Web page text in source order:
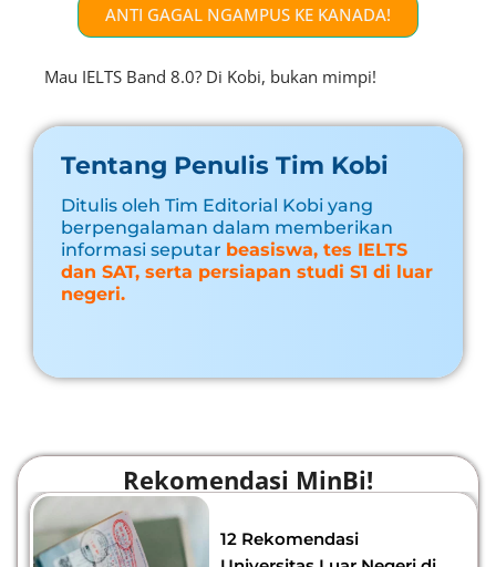
ANTI GAGAL NGAMPUS KE KANADA!
Mau IELTS Band 8.0? Di Kobi, bukan mimpi!
Tentang Penulis Tim Kobi
Ditulis oleh Tim Editorial Kobi yang
berpengalaman dalam memberikan
informasi seputar beasiswa, tes IELTS
dan SAT, serta persiapan studi S1 di luar
negeri.
Rekomendasi MinBi!
12 Rekomendasi